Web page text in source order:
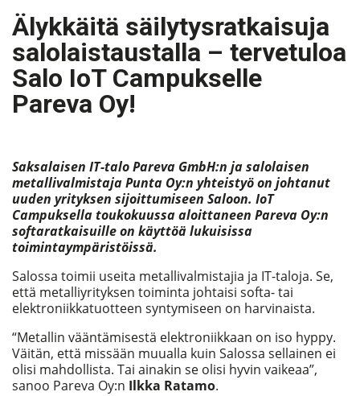
Älykkäitä säilytysratkaisuja
salolaistaustalla – tervetuloa
Salo IoT Campukselle
Pareva Oy!
Saksalaisen IT-talo Pareva GmbH:n ja salolaisen
metallivalmistaja Punta Oy:n yhteistyö on johtanut
uuden yrityksen sijoittumiseen Saloon. IoT
Campuksella toukokuussa aloittaneen Pareva Oy:n
softaratkaisuille on käyttöä lukuisissa
toimintaympäristöissä.
Salossa toimii useita metallivalmistajia ja IT-taloja. Se,
että metalliyrityksen toiminta johtaisi softa- tai
elektroniikkatuotteen syntymiseen on harvinaista.
“Metallin vääntämisestä elektroniikkaan on iso hyppy.
Väitän, että missään muualla kuin Salossa sellainen ei
olisi mahdollista. Tai ainakin se olisi hyvin vaikeaa”,
sanoo Pareva Oy:n Ilkka Ratamo.